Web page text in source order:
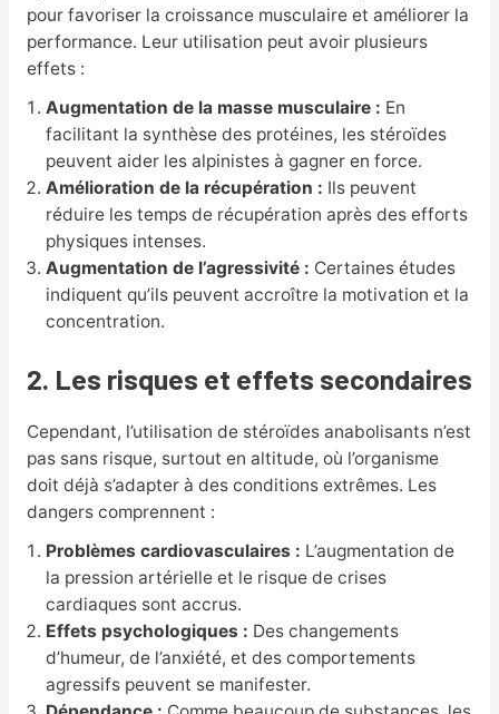
pour favoriser la croissance musculaire et améliorer la
performance. Leur utilisation peut avoir plusieurs
effets :
Augmentation de la masse musculaire : En
facilitant la synthèse des protéines, les stéroïdes
peuvent aider les alpinistes à gagner en force.
Amélioration de la récupération : Ils peuvent
réduire les temps de récupération après des efforts
physiques intenses.
Augmentation de l’agressivité : Certaines études
indiquent qu’ils peuvent accroître la motivation et la
concentration.
2. Les risques et effets secondaires
Cependant, l’utilisation de stéroïdes anabolisants n’est
pas sans risque, surtout en altitude, où l’organisme
doit déjà s’adapter à des conditions extrêmes. Les
dangers comprennent :
Problèmes cardiovasculaires : L’augmentation de
la pression artérielle et le risque de crises
cardiaques sont accrus.
Effets psychologiques : Des changements
d’humeur, de l’anxiété, et des comportements
agressifs peuvent se manifester.